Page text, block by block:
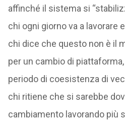
affinché il sistema si
chi ogni giorno va a lavorare
chi dice che questo non è il
per un cambio di
periodo di coesistenza di
chi ritiene che si sarebbe
cambiamento lavorando più